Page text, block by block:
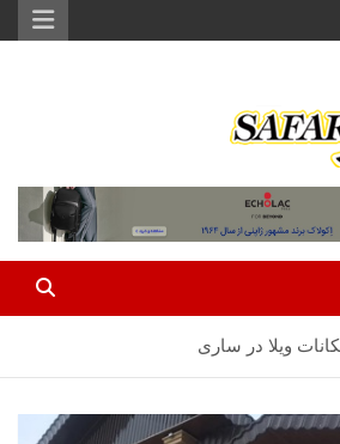
ویلا در ساری